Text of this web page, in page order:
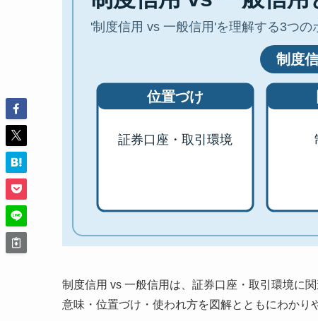
制度信用 vs 一般信用は、証券口座・取引環境に
意味・位置づけ・使われ方を図解とともにわかり